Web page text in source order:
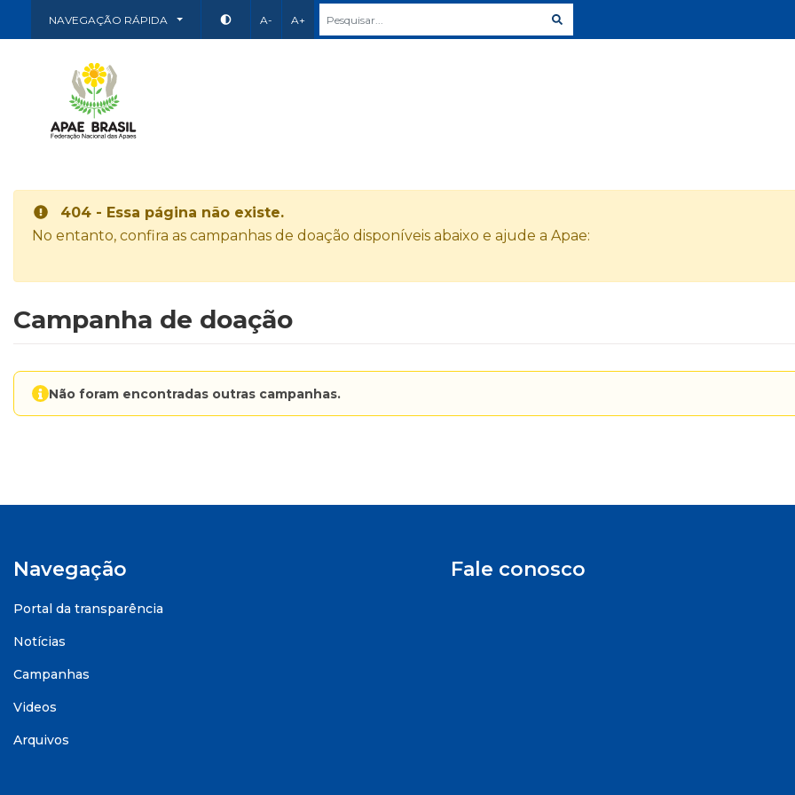
NAVEGAÇÃO RÁPIDA A- A+
404 - Essa página não existe.
No entanto, confira as campanhas de doação disponíveis abaixo e ajude a Apae:
Campanha de doação
Não foram encontradas outras campanhas.
Navegação
Portal da transparência
Notícias
Campanhas
Videos
Arquivos
Fale conosco